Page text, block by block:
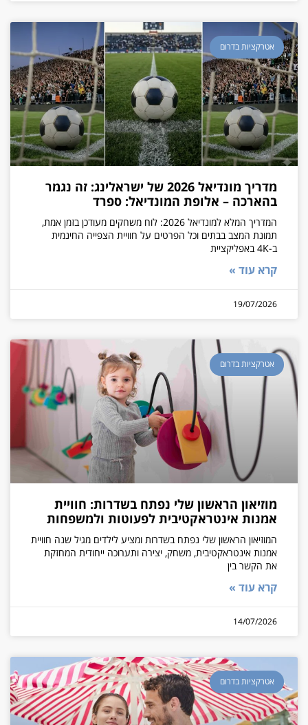
אטרקציות בדרום
מדריך מונדיאל 2026 של ישראלינג: זה נגמר
בהארכה – אלופת המונדיאל: ספרד
המדריך המלא למונדיאל 2026: לוח משחקים מעודכן בזמן אמת,
תמונת המצב בבתים וכל הפרטים על חוויית הצפייה החינמית
ב-4K באפליקציית
קרא עוד »
19/07/2026
אטרקציות בדרום
מוזיאון הראשון שלי נפתח בשדרות: חוויית
אמנות אינטראקטיבית לפעוטות ולמשפחות
המוזיאון הראשון שלי נפתח בשדרות ומציע לילדים מגיל שנה חוויית
אמנות אינטראקטיבית, משחק, יצירה ותערוכה ייחודית המחזקת
את הקשר בין
קרא עוד »
14/07/2026
אטרקציות בדרום